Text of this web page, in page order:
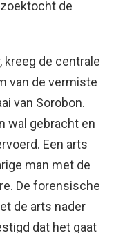
de
kreeg de centrale
van de vermiste
van Sorobon.
wal gebracht en
Een arts
man met de
De forensische
de arts nader
dat het gaat